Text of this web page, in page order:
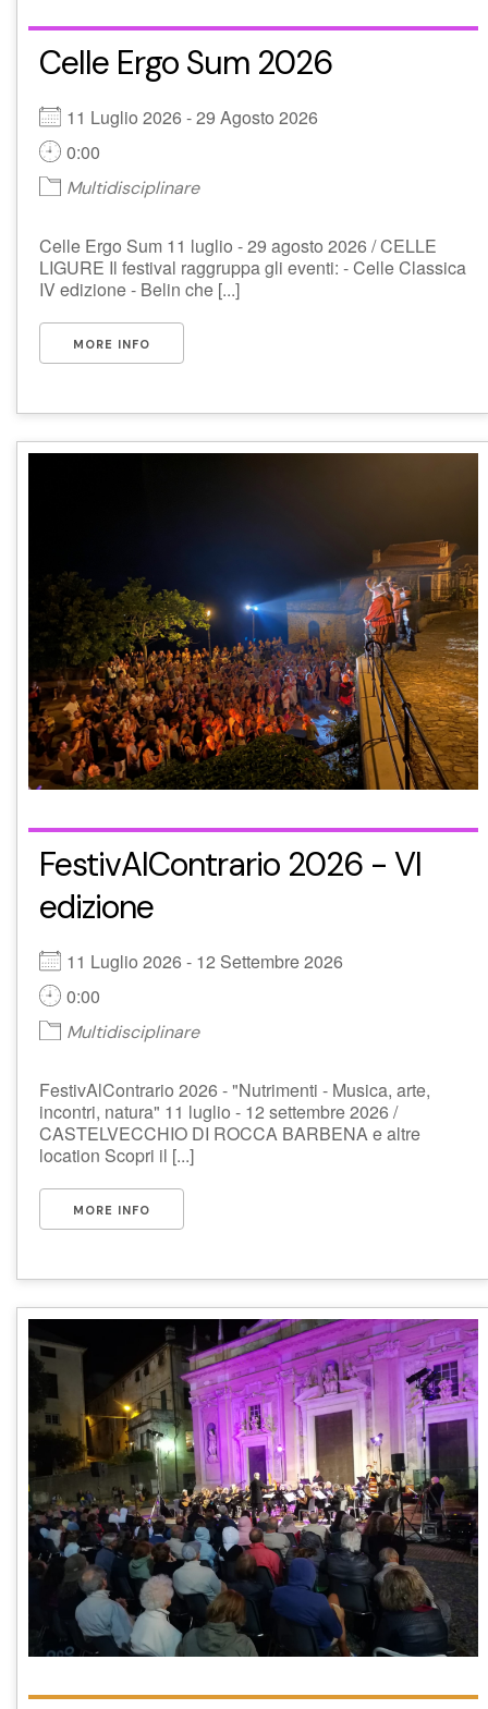
Celle Ergo Sum 2026
11 Luglio 2026 - 29 Agosto 2026
0:00
Multidisciplinare
Celle Ergo Sum 11 luglio - 29 agosto 2026 / CELLE
LIGURE Il festival raggruppa gli eventi: - Celle Classica
IV edizione - Belin che [...]
MORE INFO
FestivAlContrario 2026 - VI
edizione
11 Luglio 2026 - 12 Settembre 2026
0:00
Multidisciplinare
FestivAlContrario 2026 - "Nutrimenti - Musica, arte,
incontri, natura" 11 luglio - 12 settembre 2026 /
CASTELVECCHIO DI ROCCA BARBENA e altre
location Scopri il [...]
MORE INFO